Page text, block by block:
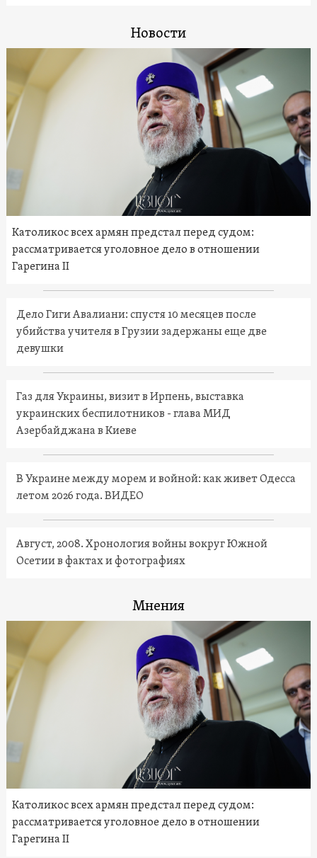
Новости
Католикос всех армян предстал перед судом:
рассматривается уголовное дело в отношении
Гарегина II
Дело Гиги Авалиани: спустя 10 месяцев после
убийства учителя в Грузии задержаны еще две
девушки
Газ для Украины, визит в Ирпень, выставка
украинских беспилотников - глава МИД
Азербайджана в Киеве
В Украине между морем и войной: как живет Одесса
летом 2026 года. ВИДЕО
Август, 2008. Хронология войны вокруг Южной
Осетии в фактах и фотографиях
Мнения
Католикос всех армян предстал перед судом:
рассматривается уголовное дело в отношении
Гарегина II